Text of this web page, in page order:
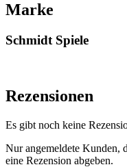
Marke
Schmidt Spiele
Rezensionen
Es gibt noch keine
Nur angemeldete Kunden,
eine Rezension abgeben.